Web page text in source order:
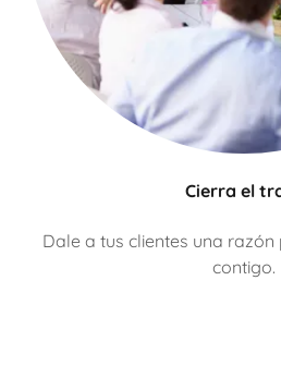
Cierra el
Dale a tus clientes una
contigo.